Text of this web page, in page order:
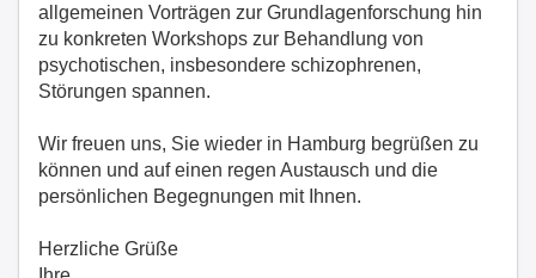
allgemeinen Vorträgen zur Grundlagenforschung hin
zu konkreten Workshops zur Behandlung von
psychotischen, insbesondere schizophrenen,
Störungen spannen.
Wir freuen uns, Sie wieder in Hamburg begrüßen zu
können und auf einen regen Austausch und die
persönlichen Begegnungen mit Ihnen.
Herzliche Grüße